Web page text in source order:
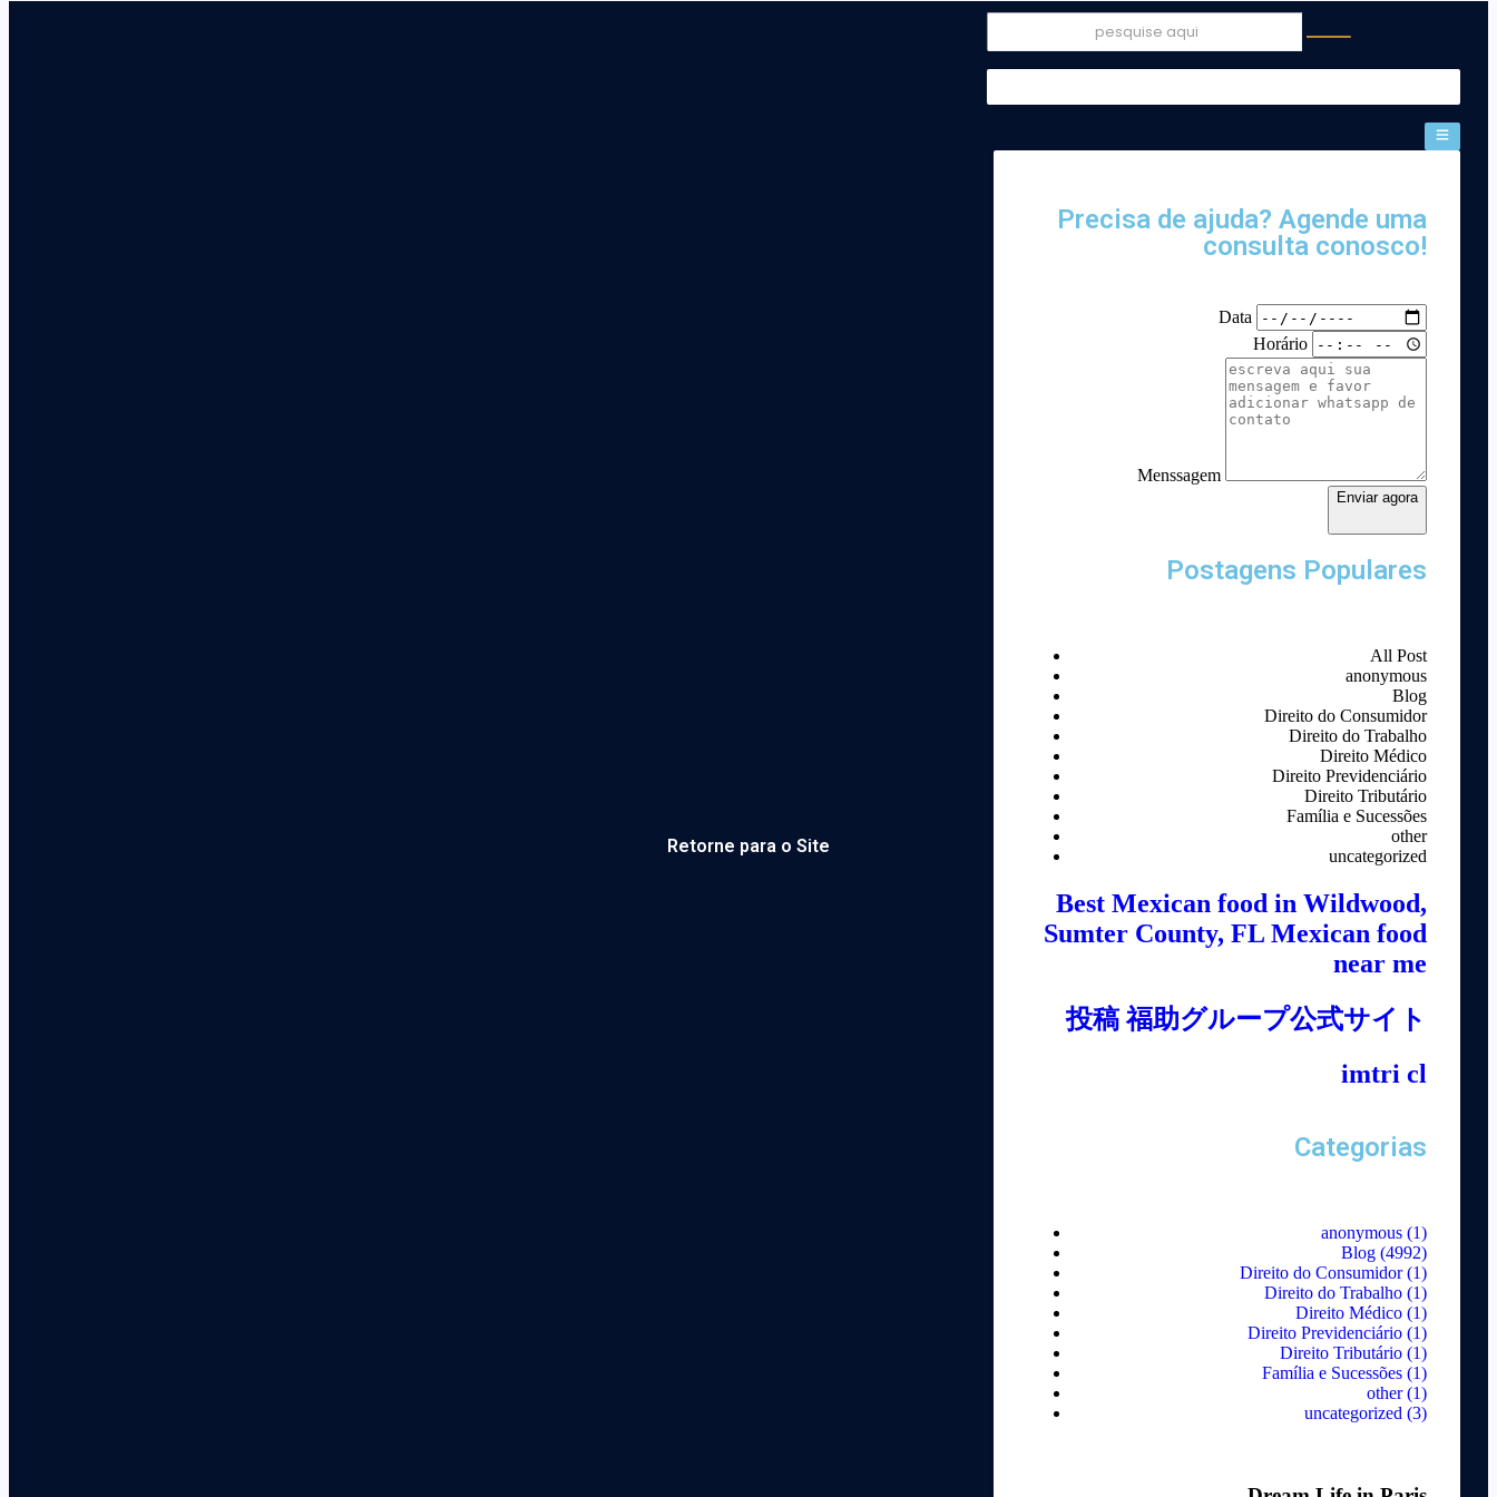
Retorne para o Site
Precisa de ajuda? Agende uma
consulta conosco!
Data
Horário
Menssagem
Enviar agora
Postagens Populares
All Post
anonymous
Blog
Direito do Consumidor
Direito do Trabalho
Direito Médico
Direito Previdenciário
Direito Tributário
Família e Sucessões
other
uncategorized
Best Mexican food in Wildwood,
Sumter County, FL Mexican food
near me
投稿 福助グループ公式サイト
imtri cl
Categorias
anonymous(1)
Blog(4992)
Direito do Consumidor(1)
Direito do Trabalho(1)
Direito Médico(1)
Direito Previdenciário(1)
Direito Tributário(1)
Família e Sucessões(1)
other(1)
uncategorized (3)